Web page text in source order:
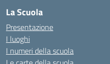
La Scuola
Presentazione
I luoghi
I numeri della scuola